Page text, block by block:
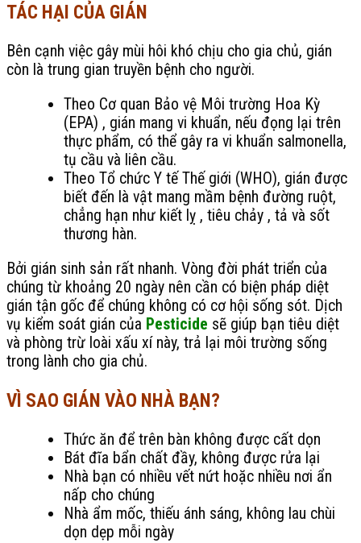
TÁC HẠI CỦA GIÁN
Bên cạnh việc gây mùi hôi khó chịu cho gia chủ, gián
còn là trung gian truyền bệnh cho người.
Theo Cơ quan Bảo vệ Môi trường Hoa Kỳ
(EPA) , gián mang vi khuẩn, nếu đọng lại trên
thực phẩm, có thể gây ra vi khuẩn salmonella,
tụ cầu và liên cầu.
Theo Tổ chức Y tế Thế giới (WHO), gián được
biết đến là vật mang mầm bệnh đường ruột,
chẳng hạn như kiết lỵ , tiêu chảy , tả và sốt
thương hàn.
Bởi gián sinh sản rất nhanh. Vòng đời phát triển của
chúng từ khoảng 20 ngày nên cần có biện pháp diệt
gián tận gốc để chúng không có cơ hội sống sót. Dịch
vụ kiểm soát gián của Pesticide sẽ giúp bạn tiêu diệt
và phòng trừ loài xấu xí này, trả lại môi trường sống
trong lành cho gia chủ.
VÌ SAO GIÁN VÀO NHÀ BẠN?
Thức ăn để trên bàn không được cất dọn
Bát đĩa bẩn chất đầy, không được rửa lại
Nhà bạn có nhiều vết nứt hoặc nhiều nơi ẩn
nấp cho chúng
Nhà ẩm mốc, thiếu ánh sáng, không lau chùi
dọn dẹp mỗi ngày